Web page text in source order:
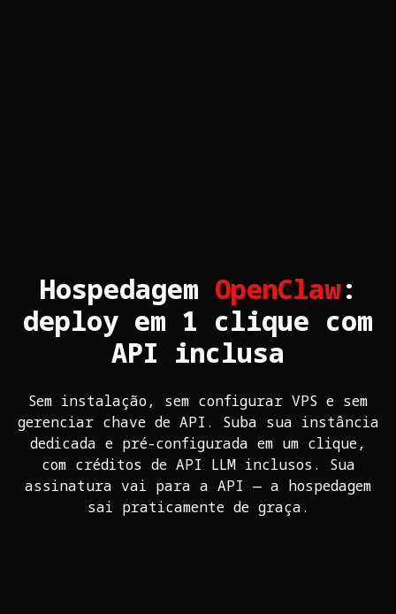
Hospedagem OpenClaw:
deploy em 1 clique com
API inclusa
Sem instalação, sem configurar VPS e sem
gerenciar chave de API. Suba sua instância
dedicada e pré-configurada em um clique,
com créditos de API LLM inclusos. Sua
assinatura vai para a API — a hospedagem
sai praticamente de graça.